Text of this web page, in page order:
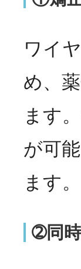
ワイ
め、
ます
が可
ます。
➁同